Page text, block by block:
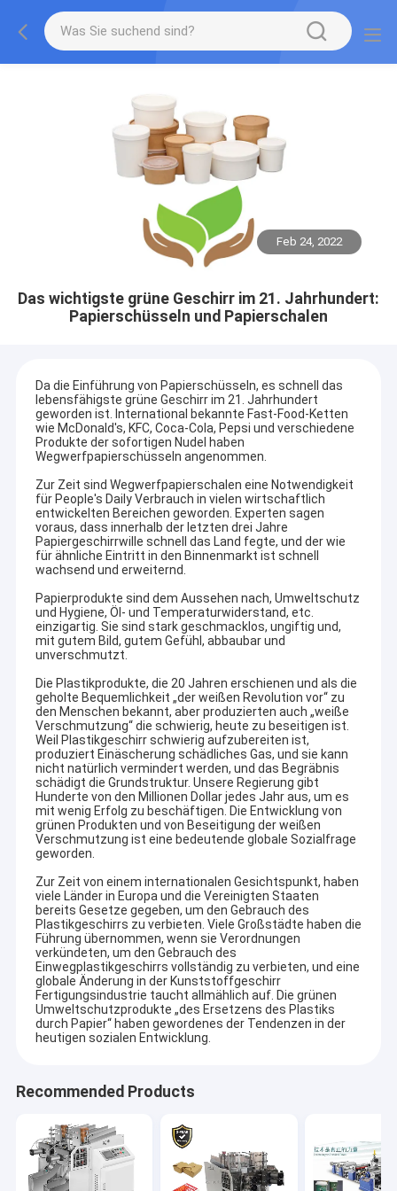
Feb 24, 2022
Das wichtigste grüne Geschirr im 21. Jahrhundert:
Papierschüsseln und Papierschalen
Da die Einführung von Papierschüsseln, es schnell das
lebensfähigste grüne Geschirr im 21. Jahrhundert
geworden ist. International bekannte Fast-Food-Ketten
wie McDonald's, KFC, Coca-Cola, Pepsi und verschiedene
Produkte der sofortigen Nudel haben
Wegwerfpapierschüsseln angenommen.
Zur Zeit sind Wegwerfpapierschalen eine Notwendigkeit
für People's Daily Verbrauch in vielen wirtschaftlich
entwickelten Bereichen geworden. Experten sagen
voraus, dass innerhalb der letzten drei Jahre
Papiergeschirrwille schnell das Land fegte, und der wie
für ähnliche Eintritt in den Binnenmarkt ist schnell
wachsend und erweiternd.
Papierprodukte sind dem Aussehen nach, Umweltschutz
und Hygiene, Öl- und Temperaturwiderstand, etc.
einzigartig. Sie sind stark geschmacklos, ungiftig und,
mit gutem Bild, gutem Gefühl, abbaubar und
unverschmutzt.
Die Plastikprodukte, die 20 Jahren erschienen und als die
geholte Bequemlichkeit „der weißen Revolution vor“ zu
den Menschen bekannt, aber produzierten auch „weiße
Verschmutzung“ die schwierig, heute zu beseitigen ist.
Weil Plastikgeschirr schwierig aufzubereiten ist,
produziert Einäscherung schädliches Gas, und sie kann
nicht natürlich vermindert werden, und das Begräbnis
schädigt die Grundstruktur. Unsere Regierung gibt
Hunderte von den Millionen Dollar jedes Jahr aus, um es
mit wenig Erfolg zu beschäftigen. Die Entwicklung von
grünen Produkten und von Beseitigung der weißen
Verschmutzung ist eine bedeutende globale Sozialfrage
geworden.
Zur Zeit von einem internationalen Gesichtspunkt, haben
viele Länder in Europa und die Vereinigten Staaten
bereits Gesetze gegeben, um den Gebrauch des
Plastikgeschirrs zu verbieten. Viele Großstädte haben die
Führung übernommen, wenn sie Verordnungen
verkündeten, um den Gebrauch des
Einwegplastikgeschirrs vollständig zu verbieten, und eine
globale Änderung in der Kunststoffgeschirr
Fertigungsindustrie taucht allmählich auf. Die grünen
Umweltschutzprodukte „des Ersetzens des Plastiks
durch Papier“ haben gewordenes der Tendenzen in der
heutigen sozialen Entwicklung.
Recommended Products